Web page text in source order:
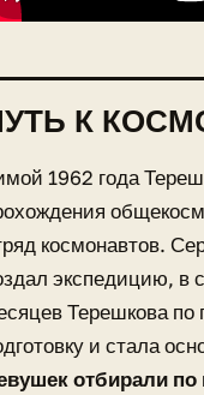
К
1962 года
космонавтов.
экспедицию, в
Терешкова
и стала
отбирали